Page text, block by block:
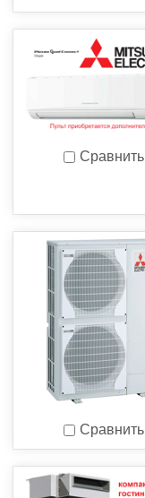
Сравнить
Сравнить